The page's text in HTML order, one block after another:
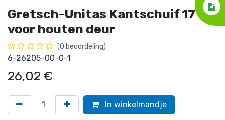
Gretsch-Unitas Kantschuif 17
voor houten deur
(0 beoordeling)
6-26205-00-0-1
26,02 €
In winkelmandje